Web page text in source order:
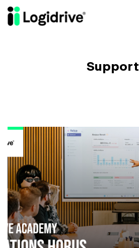
Aller au contenu principal
Support